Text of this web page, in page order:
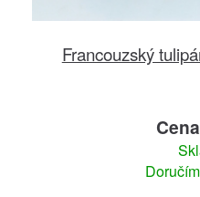
Francouzský